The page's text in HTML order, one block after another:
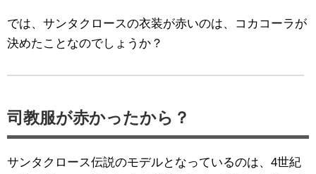
では、サンタクロースの衣装が赤いのは、コカコーラが
決めたことなのでしょうか？
司教服が赤かったから？
サンタクロース伝説のモデルとなっているのは、4世紀